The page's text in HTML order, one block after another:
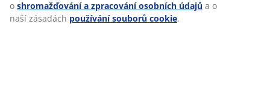
dovednosti, jako je přizpůsobivost, samostatné
řešení problémů a proaktivita. Současně
o shromažďování a zpracování osobních údajů a o
naší zásadách používání souborů cookie.